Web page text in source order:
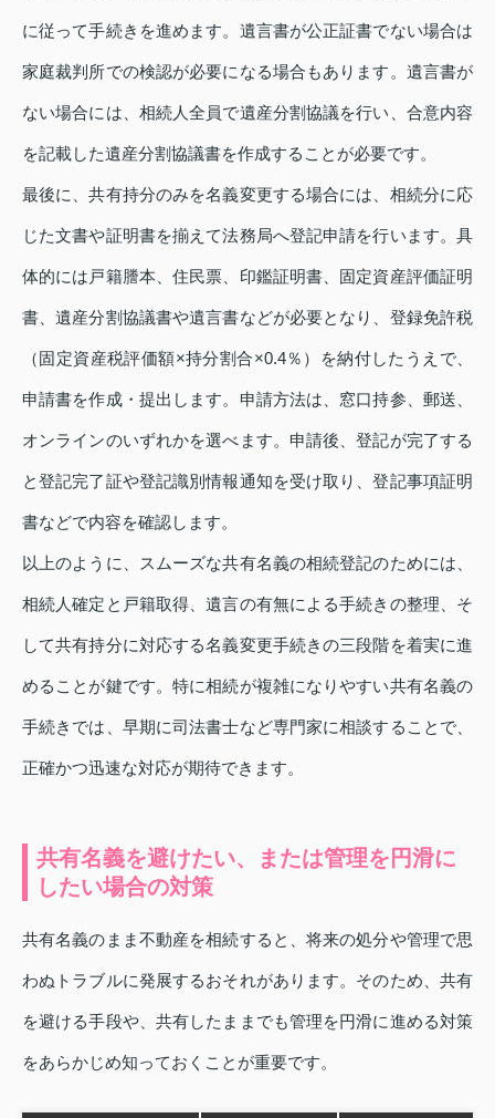
に従って手続きを進めます。遺言書が公正証書でない場合は
家庭裁判所での検認が必要になる場合もあります。遺言書が
ない場合には、相続人全員で遺産分割協議を行い、合意内容
を記載した遺産分割協議書を作成することが必要です。
最後に、共有持分のみを名義変更する場合には、相続分に応
じた文書や証明書を揃えて法務局へ登記申請を行います。具
体的には戸籍謄本、住民票、印鑑証明書、固定資産評価証明
書、遺産分割協議書や遺言書などが必要となり、登録免許税
（固定資産税評価額×持分割合×0.4％）を納付したうえで、
申請書を作成・提出します。申請方法は、窓口持参、郵送、
オンラインのいずれかを選べます。申請後、登記が完了する
と登記完了証や登記識別情報通知を受け取り、登記事項証明
書などで内容を確認します。
以上のように、スムーズな共有名義の相続登記のためには、
相続人確定と戸籍取得、遺言の有無による手続きの整理、そ
して共有持分に対応する名義変更手続きの三段階を着実に進
めることが鍵です。特に相続が複雑になりやすい共有名義の
手続きでは、早期に司法書士など専門家に相談することで、
正確かつ迅速な対応が期待できます。
共有名義を避けたい、または管理を円滑に
したい場合の対策
共有名義のまま不動産を相続すると、将来の処分や管理で思
わぬトラブルに発展するおそれがあります。そのため、共有
を避ける手段や、共有したままでも管理を円滑に進める対策
をあらかじめ知っておくことが重要です。